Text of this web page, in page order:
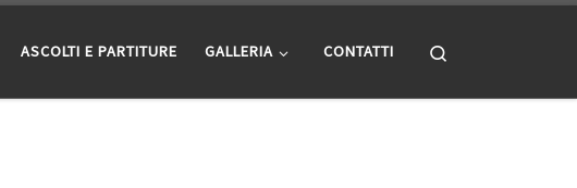
ASCOLTI E PARTITURE GALLERIA CONTATTI